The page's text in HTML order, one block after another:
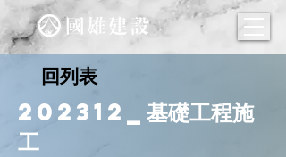
回列表
202312_基礎工程施
工